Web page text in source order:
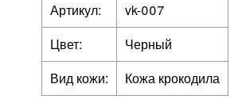
Артикул:
vk-007
Цвет:
Черный
Вид кожи:
Кожа крокодила